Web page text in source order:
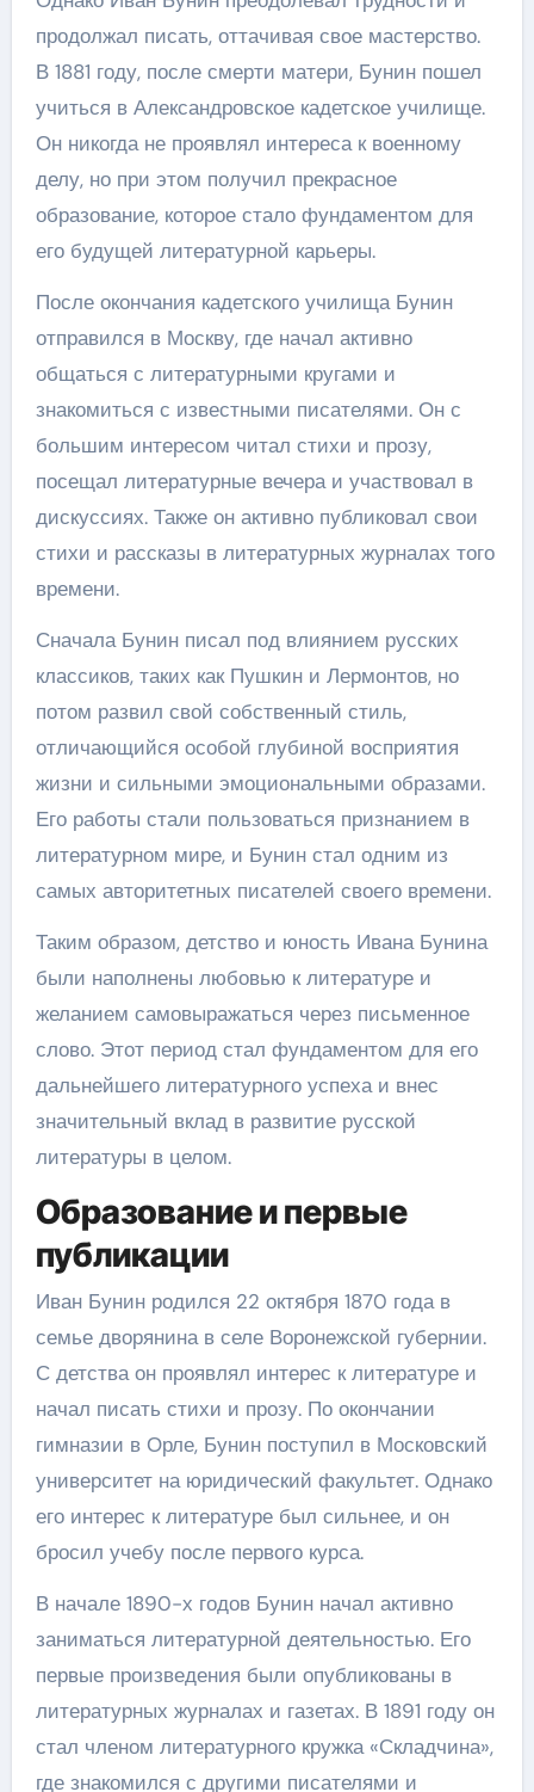
продолжал писать, оттачивая свое мастерство.
В 1881 году, после смерти матери, Бунин пошел
учиться в Александровское кадетское училище.
Он никогда не проявлял интереса к военному
делу, но при этом получил прекрасное
образование, которое стало фундаментом для
его будущей литературной карьеры.
После окончания кадетского училища Бунин
отправился в Москву, где начал активно
общаться с литературными кругами и
знакомиться с известными писателями. Он с
большим интересом читал стихи и прозу,
посещал литературные вечера и участвовал в
дискуссиях. Также он активно публиковал свои
стихи и рассказы в литературных журналах того
времени.
Сначала Бунин писал под влиянием русских
классиков, таких как Пушкин и Лермонтов, но
потом развил свой собственный стиль,
отличающийся особой глубиной восприятия
жизни и сильными эмоциональными образами.
Его работы стали пользоваться признанием в
литературном мире, и Бунин стал одним из
самых авторитетных писателей своего времени.
Таким образом, детство и юность Ивана Бунина
были наполнены любовью к литературе и
желанием самовыражаться через письменное
слово. Этот период стал фундаментом для его
дальнейшего литературного успеха и внес
значительный вклад в развитие русской
литературы в целом.
Образование и первые
публикации
Иван Бунин родился 22 октября 1870 года в
семье дворянина в селе Воронежской губернии.
С детства он проявлял интерес к литературе и
начал писать стихи и прозу. По окончании
гимназии в Орле, Бунин поступил в Московский
университет на юридический факультет. Однако
его интерес к литературе был сильнее, и он
бросил учебу после первого курса.
В начале 1890-х годов Бунин начал активно
заниматься литературной деятельностью. Его
первые произведения были опубликованы в
литературных журналах и газетах. В 1891 году он
стал членом литературного кружка «Складчина»,
где знакомился с другими писателями и